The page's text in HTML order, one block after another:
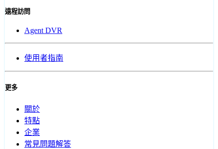
遠程訪問
Agent DVR
使用者指南
更多
關於
特點
企業
常見問題解答